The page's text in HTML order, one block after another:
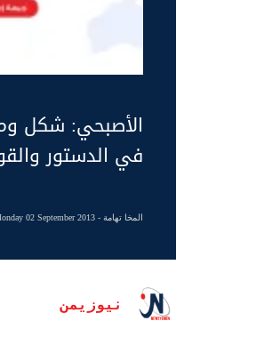
الأصبحي: شكل
في الدستور
المخا تهامة- Monday 02 September 2013 الساعة 09:46 am
نيوزيمن